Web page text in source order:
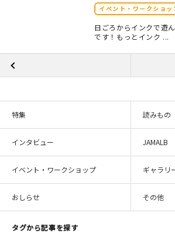
イベント・ワークショッ
日ごろからインクで遊
です！もっとインク ...
特集 読みもの
インタビュー JAMALB
イベント・ワークショップ ギャラリ
おしらせ その他
タグから記事を探す